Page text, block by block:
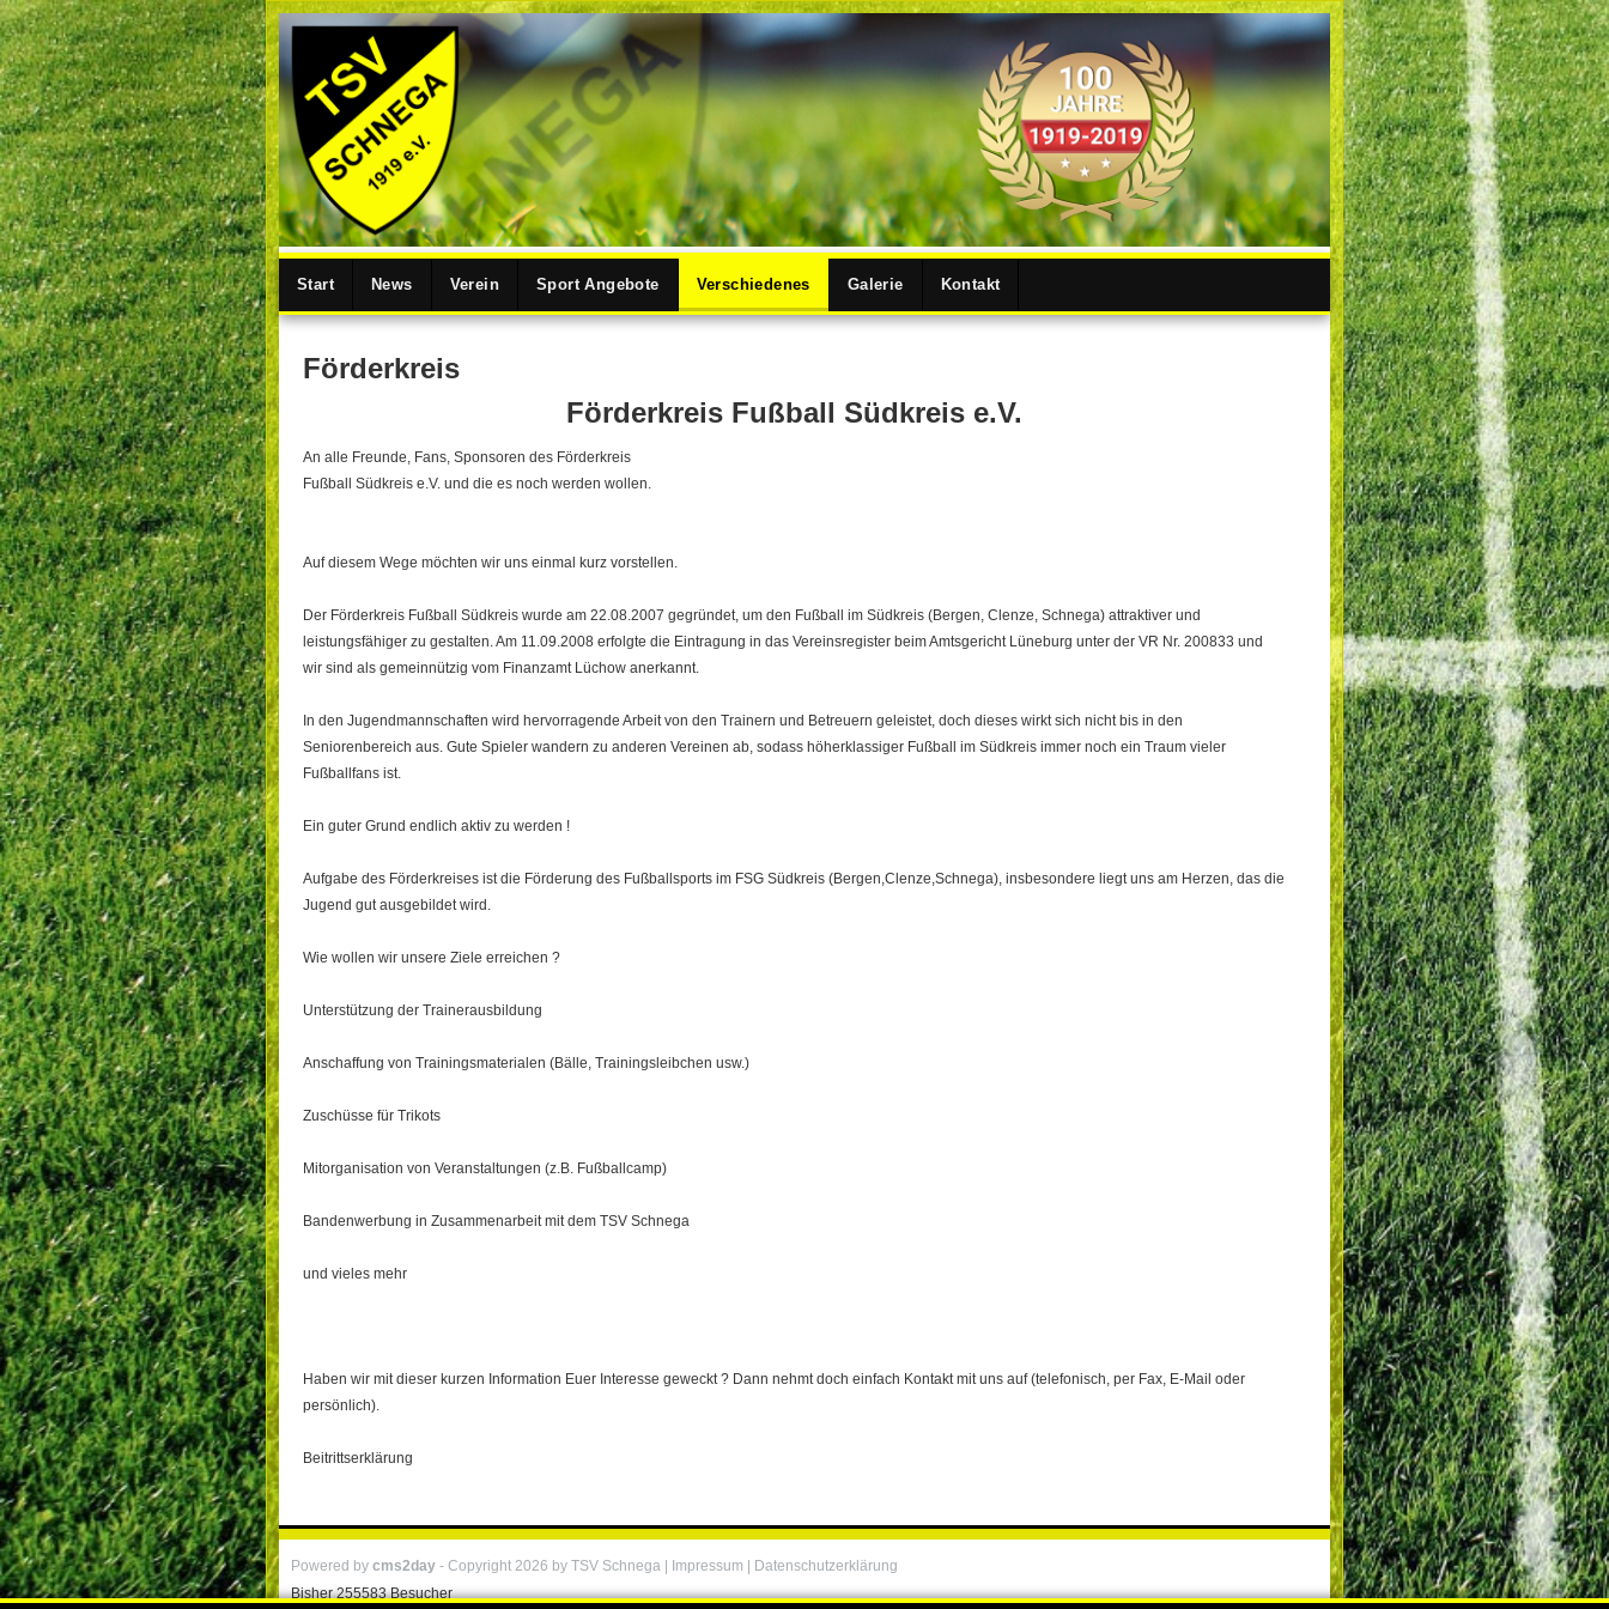
Start News Verein Sport Angebote Verschiedenes Galerie Kontakt
Förderkreis
Förderkreis Fußball Südkreis e.V.
An alle Freunde, Fans, Sponsoren des Förderkreis
Fußball Südkreis e.V. und die es noch werden wollen.
Auf diesem Wege möchten wir uns einmal kurz vorstellen.
Der Förderkreis Fußball Südkreis wurde am 22.08.2007 gegründet, um den Fußball im Südkreis (Bergen, Clenze, Schnega) attraktiver und
leistungsfähiger zu gestalten. Am 11.09.2008 erfolgte die Eintragung in das Vereinsregister beim Amtsgericht Lüneburg unter der VR Nr. 200833 und
wir sind als gemeinnützig vom Finanzamt Lüchow anerkannt.
In den Jugendmannschaften wird hervorragende Arbeit von den Trainern und Betreuern geleistet, doch dieses wirkt sich nicht bis in den
Seniorenbereich aus. Gute Spieler wandern zu anderen Vereinen ab, sodass höherklassiger Fußball im Südkreis immer noch ein Traum vieler
Fußballfans ist.
Ein guter Grund endlich aktiv zu werden !
Aufgabe des Förderkreises ist die Förderung des Fußballsports im FSG Südkreis (Bergen,Clenze,Schnega), insbesondere liegt uns am Herzen, das die
Jugend gut ausgebildet wird.
Wie wollen wir unsere Ziele erreichen ?
Unterstützung der Trainerausbildung
Anschaffung von Trainingsmaterialen (Bälle, Trainingsleibchen usw.)
Zuschüsse für Trikots
Mitorganisation von Veranstaltungen (z.B. Fußballcamp)
Bandenwerbung in Zusammenarbeit mit dem TSV Schnega
und vieles mehr
Haben wir mit dieser kurzen Information Euer Interesse geweckt ? Dann nehmt doch einfach Kontakt mit uns auf (telefonisch, per Fax, E-Mail oder
persönlich).
Beitrittserklärung
Powered by cms2day - Copyright 2026 by TSV Schnega | Impressum
Datenschutzerklärung
Bisher 255583 Besucher